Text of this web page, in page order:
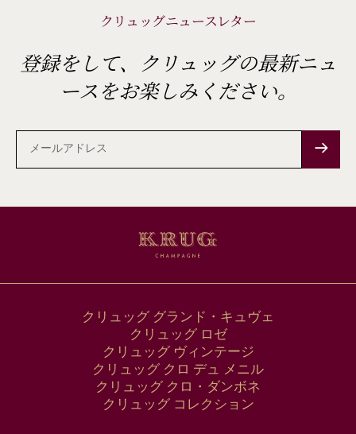
クリュッグニュースレター
登録をして、クリュッグの最新ニュ
ースをお楽しみください。
メ
ー
ル
ア
ド
クリュッグ グランド・キュヴェ
クリュッグ ロゼ
クリュッグ ヴィンテージ
クリュッグ クロ デュ メニル
クリュッグ クロ・ダンボネ
クリュッグ コレクション